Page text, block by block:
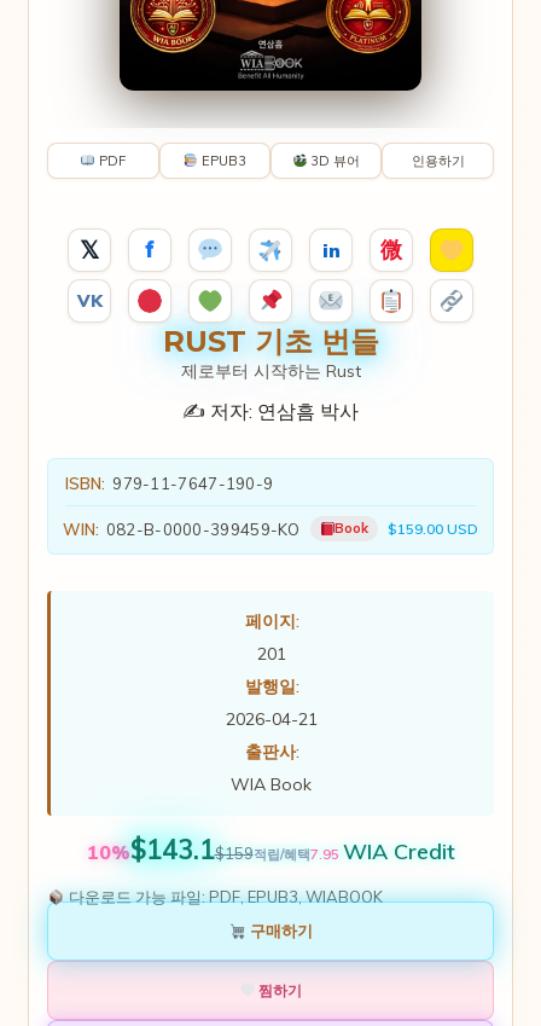
PDF EPUB3 3D 뷰어 인용하기
𝕏 f in 微
VK
RUST 기초 번들
제로부터 시작하는 Rust
✍️ 저자: 연삼흠 박사
ISBN: 979-11-7647-190-9
WIN: 082-B-0000-399459-KO Book $159.00 USD
페이지:
201
발행일:
2026-04-21
출판사:
WIA Book
10%$143.1$159적립/혜택7.95 WIA Credit
다운로드 가능 파일:PDF, EPUB3, WIABOOK
구매하기
찜하기